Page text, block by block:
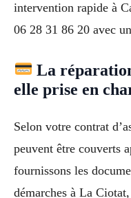
intervention rapide à
06 28 31 86 20 avec
La
elle prise en
Selon votre contrat
peuvent être couverts
fournissons les
démarches à La